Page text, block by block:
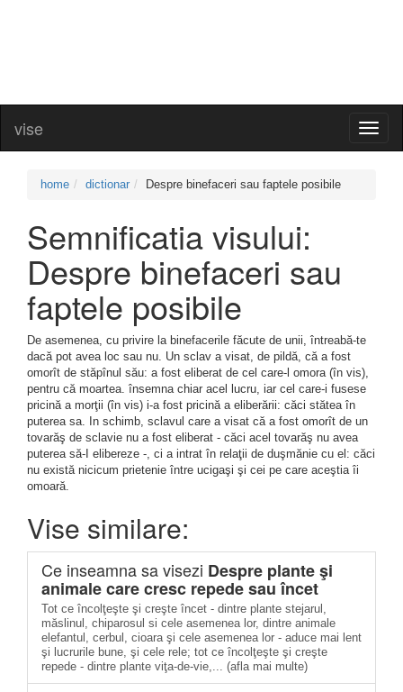
vise
home dictionar Despre binefaceri sau faptele posibile
Semnificatia visului:
Despre binefaceri sau
faptele posibile
De asemenea, cu privire la binefacerile făcute de unii, întreabă-te
dacă pot avea loc sau nu. Un sclav a visat, de pildă, că a fost
omorît de stăpînul său: a fost eliberat de cel care-l omora (în vis),
pentru că moartea. însemna chiar acel lucru, iar cel care-i fusese
pricină a morţii (în vis) i-a fost pricină a eliberării: căci stătea în
puterea sa. In schimb, sclavul care a visat că a fost omorît de un
tovarăş de sclavie nu a fost eliberat - căci acel tovarăş nu avea
puterea să-I elibereze -, ci a intrat în relaţii de duşmănie cu el: căci
nu există nicicum prietenie între ucigaşi şi cei pe care aceştia îi
omoară.
Vise similare:
Ce inseamna sa visezi Despre plante şi
animale care cresc repede sau încet
Tot ce încolţeşte şi creşte încet - dintre plante stejarul,
măslinul, chiparosul si cele asemenea lor, dintre animale
elefantul, cerbul, cioara şi cele asemenea lor - aduce mai lent
şi lucrurile bune, şi cele rele; tot ce încolţeşte şi creşte
repede - dintre plante viţa-de-vie,... (afla mai multe)